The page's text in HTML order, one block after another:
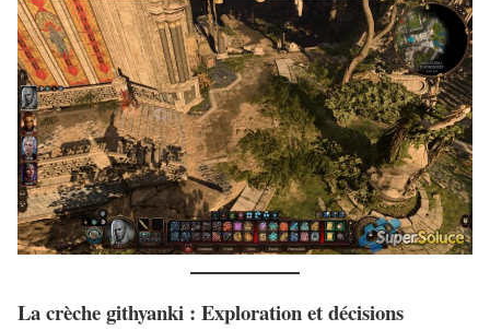
La crèche githyanki : Exploration et décisions